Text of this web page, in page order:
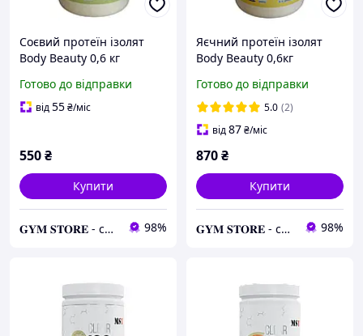
Соєвий протеїн ізолят
Body Beauty 0,6 кг
Готово до відправки
від55₴/міс
550₴
Купити
𝐆𝐘𝐌 𝐒𝐓𝐎𝐑𝐄 - спортивні добавки 98%
Яєчний протеїн ізолят
Body Beauty 0,6кг
Готово до відправки
5.0 (2)
від87₴/міс
870₴
Купити
𝐆𝐘𝐌 𝐒𝐓𝐎𝐑𝐄 - спортивні добавки 98%